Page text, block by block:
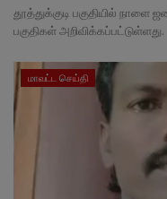
தூத்துக்குடி பகுதியில் நாளை
பகுதிகள் அறிவிக்கப்பட்டுள்ளது.
மாவட்ட செய்தி